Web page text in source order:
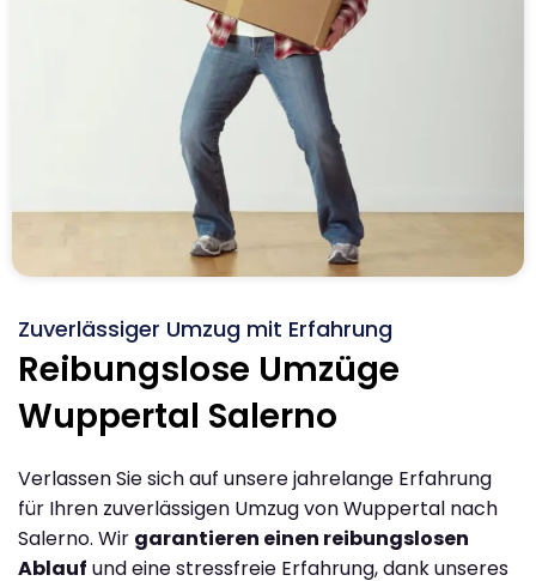
Zuverlässiger Umzug mit Erfahrung
Reibungslose Umzüge
Wuppertal Salerno
Verlassen Sie sich auf unsere jahrelange Erfahrung
für Ihren zuverlässigen Umzug von Wuppertal nach
Salerno. Wir garantieren einen reibungslosen
Ablauf und eine stressfreie Erfahrung, dank unseres